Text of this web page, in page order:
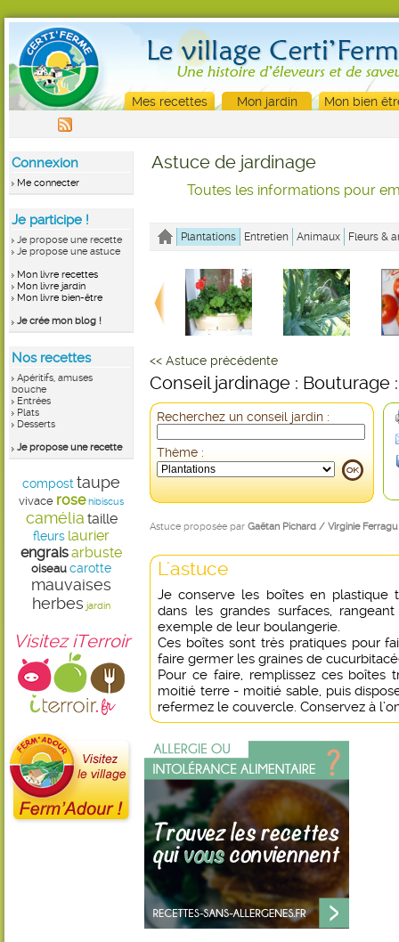
Mes recettes Mon jardin Mon bien
Connexion
Me connecter
Je participe !
Je propose une recette
Je propose une astuce
Mon livre recettes
Mon livre jardin
Mon livre bien-être
Je crée mon blog !
Nos recettes
Apéritifs, amuses
bouche
Entrées
Plats
Desserts
Je propose une recette
compost taupe
vivace rose hibiscus
camélia taille
fleurs laurier
engraisarbuste
oiseau carotte
mauvaises
herbes jardin
Visitez iTerroir
Astuce de jardinage
Toutes les informations pour
Plantations Entretien Animaux Fleurs &
<< Astuce précédente
Conseil jardinage : Bouturage
Recherchez un conseil jardin :
Thème :
Astuce proposée par Gaëtan Pichard / Virginie Ferragu
L'astuce
Je conserve les boîtes en plastique
dans les grandes surfaces,
exemple de leur boulangerie.
Ces boîtes sont très pratiques pour
faire germer les graines de
Pour ce faire, remplissez ces boîtes
moitié terre - moitié sable, puis
refermez le couvercle. Conservez à